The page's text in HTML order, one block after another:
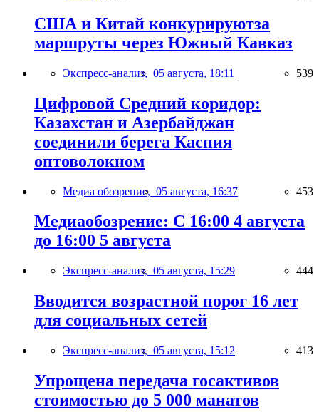
США и Китай конкурируютза
маршруты через Южный Кавказ
Экспресс-анализ, 05 августа, 18:11 539
Цифровой Средний коридор:
Казахстан и Азербайджан
соединили берега Каспия
оптоволокном
Медиа обозрение, 05 августа, 16:37 453
Медиаобозрение: С 16:00 4 августа
до 16:00 5 августа
Экспресс-анализ, 05 августа, 15:29 444
Вводится возрастной порог 16 лет
для социальных сетей
Экспресс-анализ, 05 августа, 15:12 413
Упрощена передача госактивов
стоимостью до 5 000 манатов